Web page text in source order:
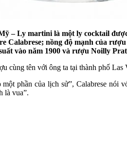
– Ly martini là một ly cocktail
Calabrese; nồng độ mạnh của
vào năm 1900 và rượu Noilly
cùng tên với ông ta tại thành phố Las
một phần của lịch sử”, Calabrese
là vua”.